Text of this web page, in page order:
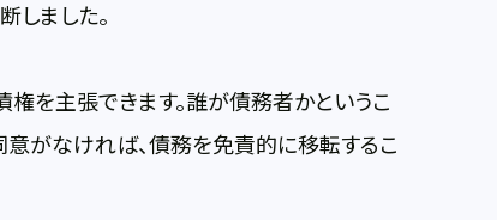
ました。
を主張できます。誰が債務者かというこ
意がなければ、債務を免責的に移転するこ